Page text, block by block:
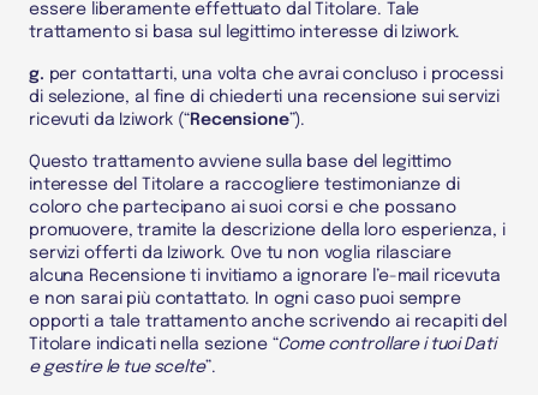
essere liberamente effettuato dal
Titolare. Tale
trattamento si basa sul legittimo interesse di Iziwork.
g. per contattarti, una volta che avrai concluso i processi
di selezione, al fine di chiederti una recensione sui servizi
ricevuti da Iziwork (“Recensione”).
Questo trattamento avviene sulla base del legittimo
interesse del
Titolare a raccogliere testimonianze di
coloro che partecipano ai suoi corsi e che possano
promuovere, tramite la descrizione della loro esperienza, i
servizi offerti da Iziwork. Ove tu non voglia rilasciare
alcuna Recensione ti invitiamo a ignorare l’e-mail ricevuta
e non sarai più contattato. In ogni caso puoi sempre
opporti a tale trattamento anche scrivendo ai recapiti del
Titolareindicati nella sezione “Come controllare i tuoi Dati
e gestire le tue scelte”.